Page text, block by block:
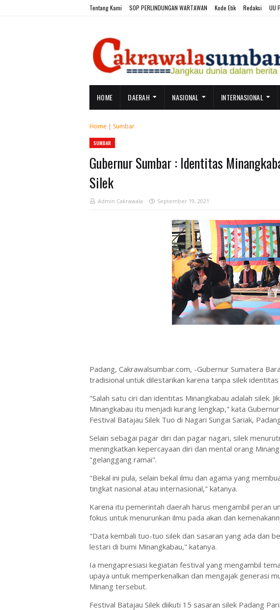
Tentang Kami SOP PERLINDUNGAN WARTAWAN Kode Etik Redaksi UU
HOME DAERAH NASIONAL INTERNASIONAL
Home | Sumbar
SUMBAR
Gubernur Sumbar : Identitas
Silek
Admin Cakrawala September 19, 2021
Padang, Cakrawalsumbar.com, -Gubernur Sumatera
tradisional untuk dilestarikan karena tanpa silek
"Salah satu ciri dan identitas Minangkabau adalah silek.
Minangkabau itu menjadi kurang lengkap," kata
Festival Batajau Silek Tuo di Nagari Sungai Sariak,
Selain sebagai pagar diri dan pagar nagari, silek
meningkatkan kepercayaan diri dan mental orang
"gelanggang ramai".
"Bekal ini pula, selain bekal ilmu dan agama yang
tingkat nasional atau internasional," katanya.
Karena itu pemerintah daerah harus mengambil peran
fokus untuk menurunkan ilmu pada akan dan
"Data kembali tuo-tuo silek dan sasaran yang ada dan
lestari di bumi Minangkabau," katanya.
Ia mengapresiasi kegiatan festival yang mengambil
upaya untuk memperkenalkan dan mengajak generasi
Minang tersebut.
Festival Batajau Silek diikuti 15 sasaran silek Padang